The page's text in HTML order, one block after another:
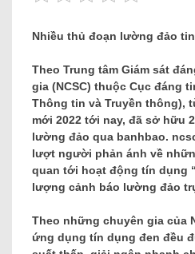
Nhiều thủ đoạn lường đảo
Theo Trung tâm Giám sát
gia (NCSC) thuộc Cục đáng
Thông tin và Truyền thông),
mới 2022 tới nay, đã sở hữu
lường đảo qua banhbao.
lượt người phản ánh về
quan tới hoạt động tín dụng
lượng cảnh báo lường đảo
Theo những chuyên gia của
ứng dụng tín dụng đen đều